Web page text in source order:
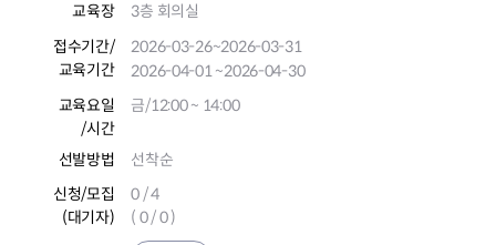
교육장
3층 회의실
접수기간/
교육기간
2026-03-26~2026-03-31
2026-04-01~2026-04-30
교육요일
/시간
금/12:00 ~ 14:00
선발방법
선착순
신청/모집
(대기자)
0 / 4
( 0 / 0 )